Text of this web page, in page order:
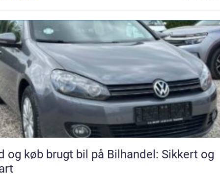
og køb brugt bil på Bilhandel: Sikkert og